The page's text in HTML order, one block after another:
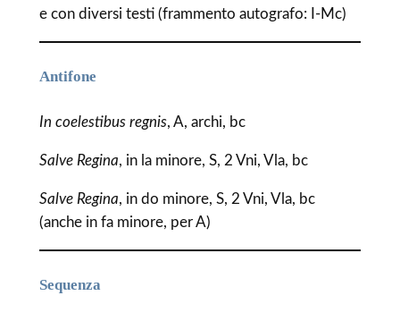
e con diversi testi (frammento autografo: I-Mc)
Antifone
In coelestibus regnis, A, archi, bc
Salve Regina, in la minore, S, 2 Vni, Vla, bc
Salve Regina, in do minore, S, 2 Vni, Vla, bc
(anche in fa minore, per A)
Sequenza